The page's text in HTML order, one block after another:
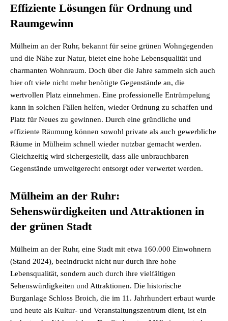
Effiziente Lösungen für Ordnung und
Raumgewinn
Mülheim an der Ruhr, bekannt für seine grünen Wohngegenden
und die Nähe zur Natur, bietet eine hohe Lebensqualität und
charmanten Wohnraum. Doch über die Jahre sammeln sich auch
hier oft viele nicht mehr benötigte Gegenstände an, die
wertvollen Platz einnehmen. Eine professionelle Entrümpelung
kann in solchen Fällen helfen, wieder Ordnung zu schaffen und
Platz für Neues zu gewinnen. Durch eine gründliche und
effiziente Räumung können sowohl private als auch gewerbliche
Räume in Mülheim schnell wieder nutzbar gemacht werden.
Gleichzeitig wird sichergestellt, dass alle unbrauchbaren
Gegenstände umweltgerecht entsorgt oder verwertet werden.
Mülheim an der Ruhr:
Sehenswürdigkeiten und Attraktionen in
der grünen Stadt
Mülheim an der Ruhr, eine Stadt mit etwa 160.000 Einwohnern
(Stand 2024), beeindruckt nicht nur durch ihre hohe
Lebensqualität, sondern auch durch ihre vielfältigen
Sehenswürdigkeiten und Attraktionen. Die historische
Burganlage Schloss Broich, die im 11. Jahrhundert erbaut wurde
und heute als Kultur- und Veranstaltungszentrum dient, ist ein